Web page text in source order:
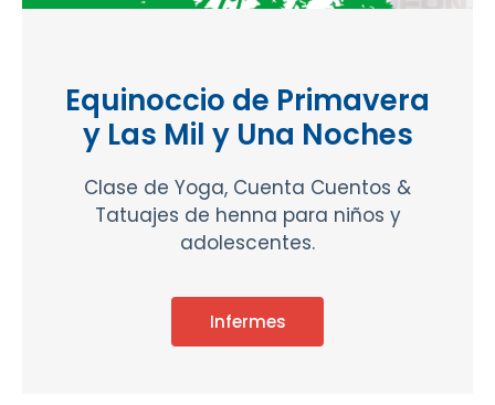
Equinoccio de Primavera
y Las Mil y Una Noches
Clase de Yoga, Cuenta Cuentos &
Tatuajes de henna para niños y
adolescentes.
Infermes